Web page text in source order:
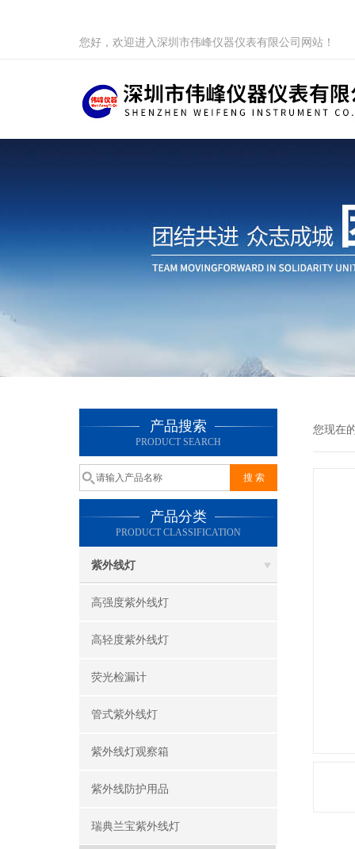
您好，欢迎进入深圳市伟峰仪器仪表有限公司网站！
产品搜索
PRODUCT SEARCH
产品分类
PRODUCT CLASSIFICATION
紫外线灯
高强度紫外线灯
高轻度紫外线灯
荧光检漏计
管式紫外线灯
紫外线灯观察箱
紫外线防护用品
瑞典兰宝紫外线灯
您现在